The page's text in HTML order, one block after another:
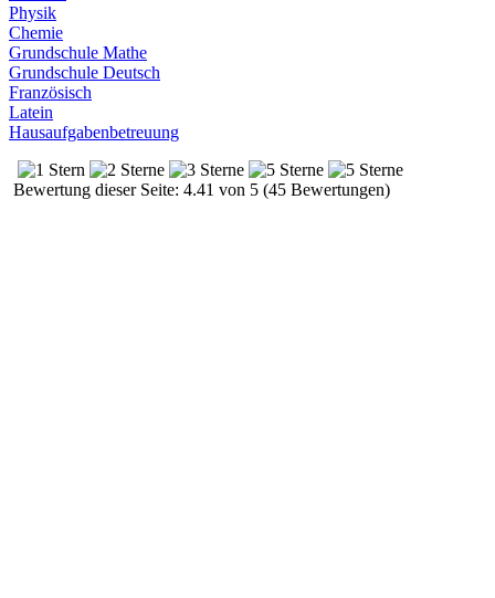
Physik
Chemie
Grundschule Mathe
Grundschule Deutsch
Französisch
Latein
Hausaufgabenbetreuung
Bewertung dieser Seite: 4.41 von 5 (45 Bewertungen)